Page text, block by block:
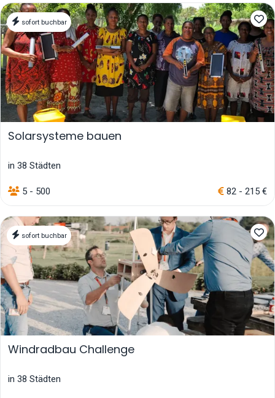
sofort buchbar
Solarsysteme bauen
in 38 Städten
5 - 500 82 - 215 €
sofort buchbar
Windradbau Challenge
in 38 Städten